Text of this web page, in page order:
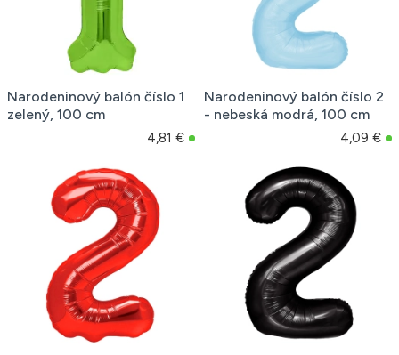
Narodeninový balón číslo 1
zelený, 100 cm
4,81 €
Narodeninový balón číslo 2
- nebeská modrá, 100 cm
4,09 €